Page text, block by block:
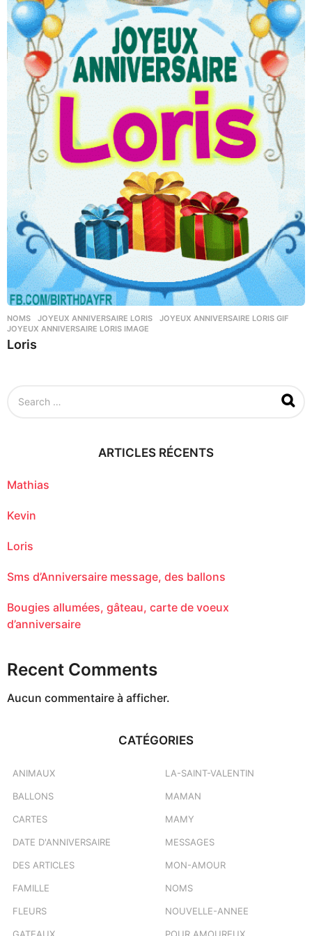
NOMS JOYEUX ANNIVERSAIRE LORIS ,JOYEUX ANNIVERSAIRE LORIS GIF
JOYEUX ANNIVERSAIRE LORIS IMAGE
Loris
o
:
ARTICLES RÉCENTS
Mathias
Kevin
Loris
Sms d’Anniversaire message, des ballons
Bougies allumées, gâteau, carte de voeux
d’anniversaire
Recent Comments
Aucun commentaire à afficher.
CATÉGORIES
ANIMAUX
BALLONS
CARTES
DATE D'ANNIVERSAIRE
DES ARTICLES
FAMILLE
FLEURS
LA-SAINT-VALENTIN
MAMAN
MAMY
MESSAGES
MON-AMOUR
NOMS
NOUVELLE-ANNEE